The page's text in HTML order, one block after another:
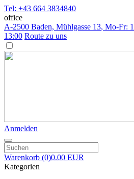
Tel: +43 664 3834840
office
A-2500 Baden, Mühlgasse 13, Mo-Fr:
13:00 Route zu uns
Anmelden
Warenkorb (0)0.00 EUR
Kategorien